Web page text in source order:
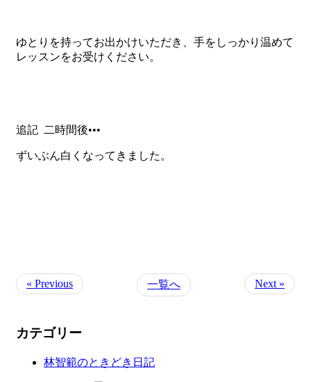
ゆとりを持ってお出かけいただき、手をしっかり温めて
レッスンをお受けください。
追記 二時間後•••
ずいぶん白くなってきました。
« Previous 一覧へ Next »
カテゴリー
林智範のときどき日記